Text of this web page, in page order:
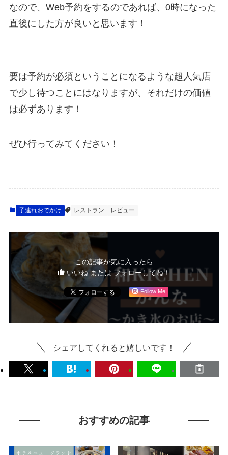
なので、Web予約をするのであれば、0時になった
直後にした方が良いと思います！
要は予約が必須ということになるような超人気店
で少し待つことにはなりますが、それだけの価値
は必ずあります！
ぜひ行ってみてください！
子連れおでかけ レストラン レビュー
この記事が気に入ったら
いいね または フォローしてね！
Follow Me
シェアしてくれると嬉しいです！
おすすめの記事